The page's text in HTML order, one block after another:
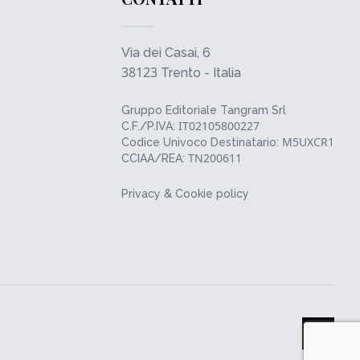
Via dei Casai, 6
38123 Trento - Italia
Gruppo Editoriale Tangram Srl
C.F./P.IVA: IT02105800227
Codice Univoco Destinatario: M5UXCR1
CCIAA/REA: TN200611
Privacy & Cookie policy